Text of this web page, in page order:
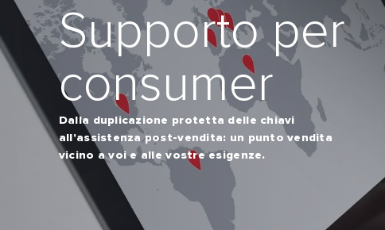
Supporto per
consumer
Dalla duplicazione protetta delle chiavi
all'assistenza post-vendita: un punto vendita
vicino a voi e alle vostre esigenze.